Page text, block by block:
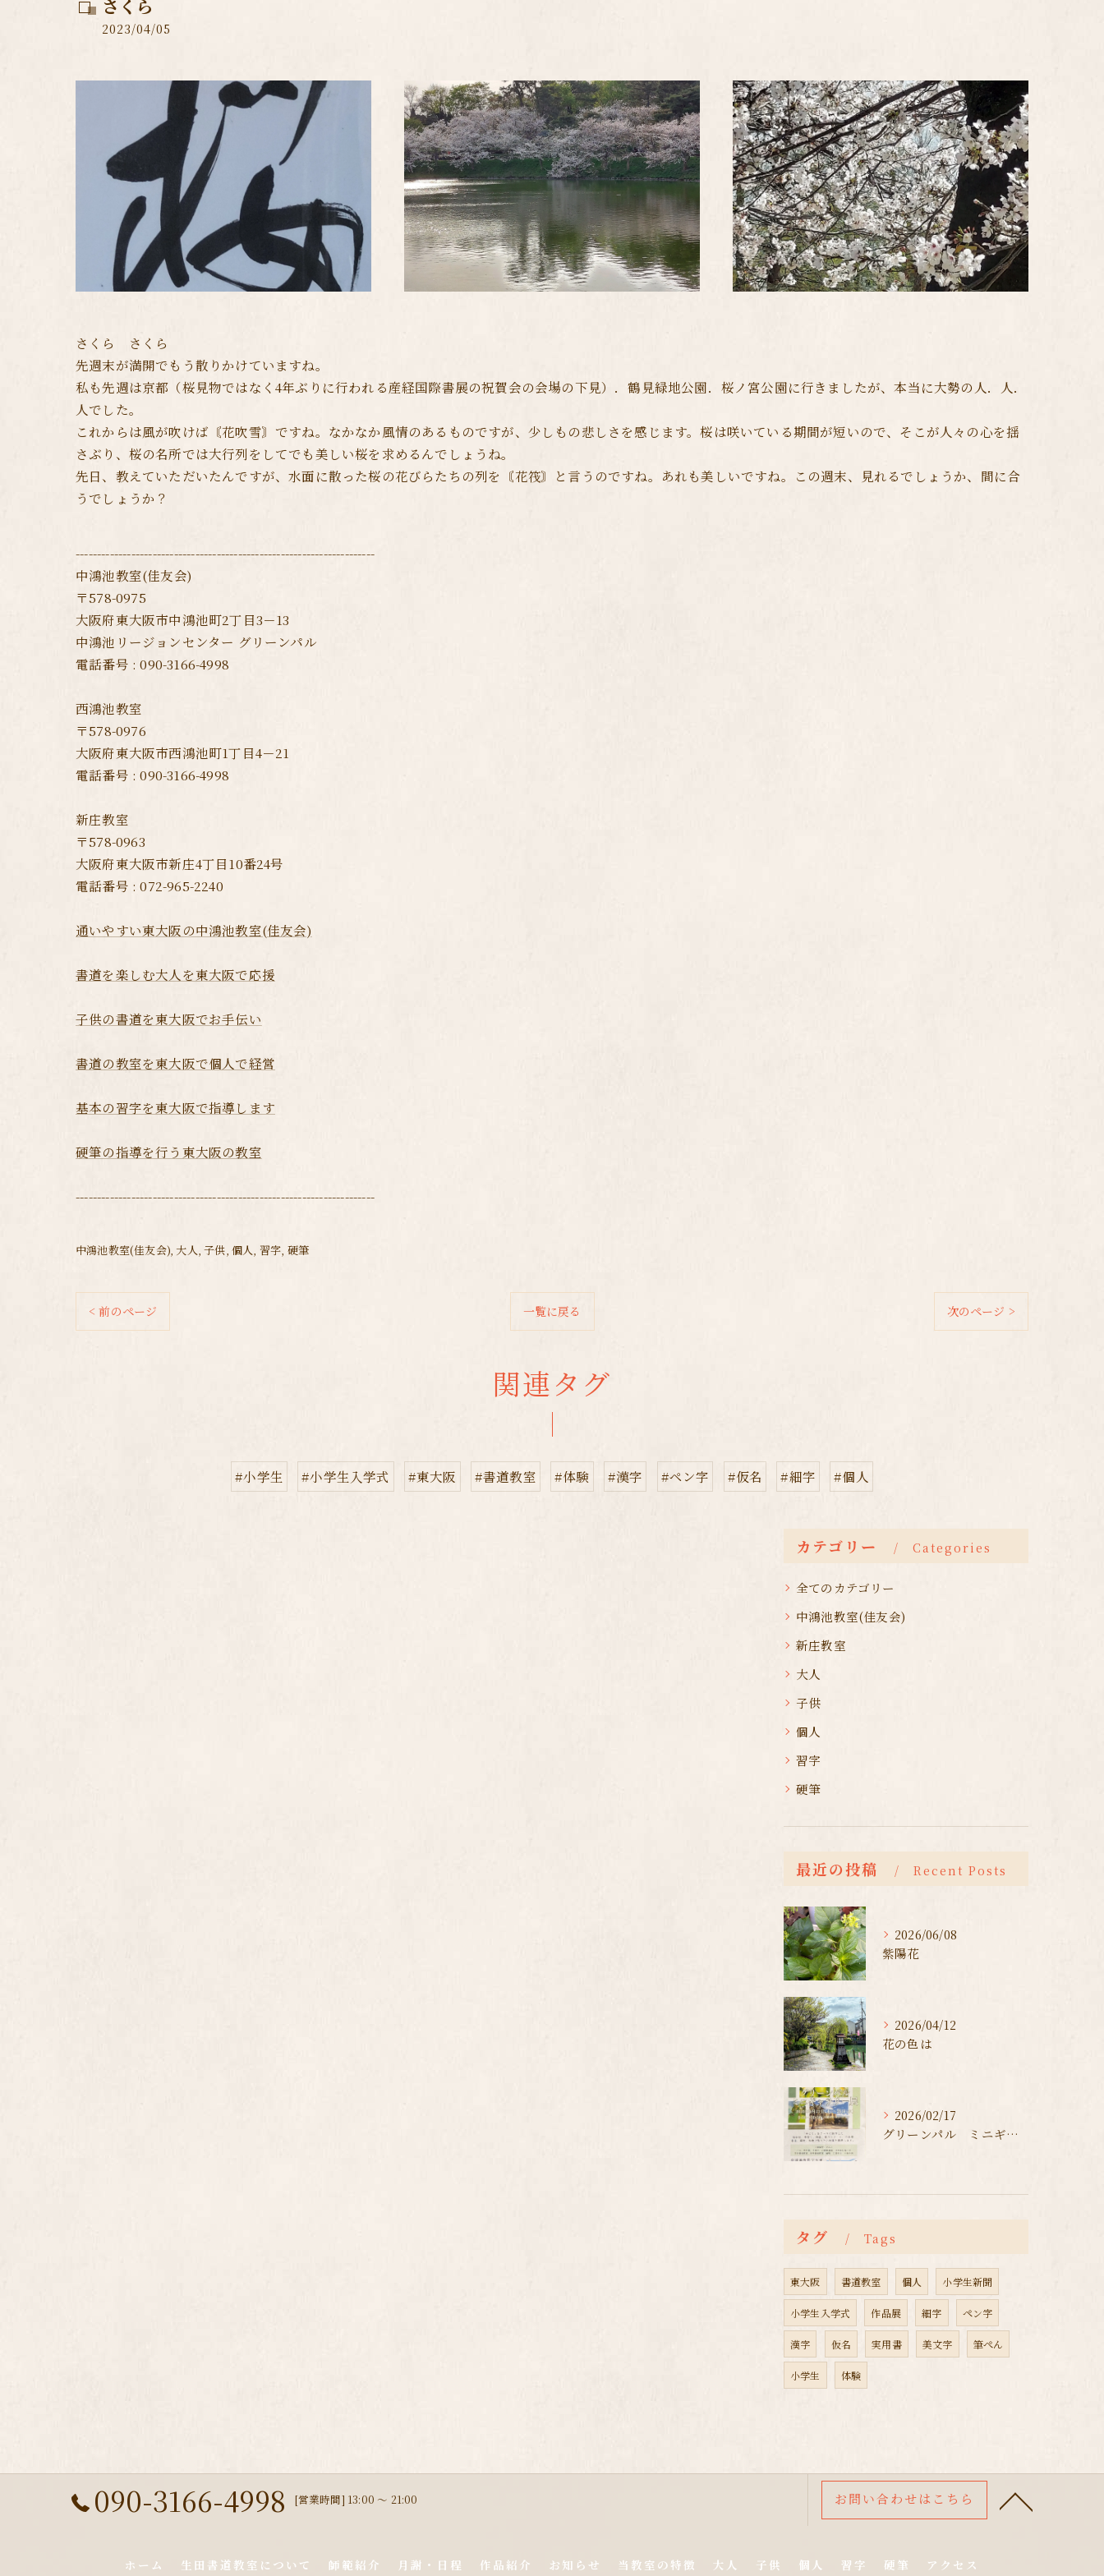
さくら
2023/04/05
さくら さくら
先週末が満開でもう散りかけていますね。
私も先週は京都（桜見物ではなく4年ぶりに行われる産経国際書展の祝賀会の会場の下見）．鶴見緑地公園．桜ノ宮公園に行きましたが、本当に大勢の人．人．
人でした。
これからは風が吹けば〘花吹雪〙ですね。なかなか風情のあるものですが、少しもの悲しさを感じます。桜は咲いている期間が短いので、そこが人々の心を揺
さぶり、桜の名所では大行列をしてでも美しい桜を求めるんでしょうね。
先日、教えていただいたんですが、水面に散った桜の花びらたちの列を〘花筏〙と言うのですね。あれも美しいですね。この週末、見れるでしょうか、間に合
うでしょうか？
----------------------------------------------------------------------
中鴻池教室(佳友会)
〒578-0975
大阪府東大阪市中鴻池町2丁目3－13
中鴻池リージョンセンター グリーンパル
電話番号 : 090-3166-4998
西鴻池教室
〒578-0976
大阪府東大阪市西鴻池町1丁目4－21
電話番号 : 090-3166-4998
新庄教室
〒578-0963
大阪府東大阪市新庄4丁目10番24号
電話番号 : 072-965-2240
通いやすい東大阪の中鴻池教室(佳友会)
書道を楽しむ大人を東大阪で応援
子供の書道を東大阪でお手伝い
書道の教室を東大阪で個人で経営
基本の習字を東大阪で指導します
硬筆の指導を行う東大阪の教室
----------------------------------------------------------------------
中鴻池教室(佳友会) 大人 子供 個人 習字 硬筆
< 前のページ 一覧に戻る 次のページ >
関連タグ
#小学生 #小学生入学式 #東大阪 #書道教室 #体験 #漢字 #ペン字 #仮名 #細字 #個人
カテゴリー Categories
全てのカテゴリー
中鴻池教室(佳友会)
新庄教室
大人
子供
個人
習字
硬筆
最近の投稿 Recent Posts
2026/06/08
紫陽花
2026/04/12
花の色は
2026/02/17
グリーンパル ミニギャラリー展
タグ Tags
東大阪 書道教室 個人 小学生新聞
小学生入学式 作品展 細字 ペン字
漢字 仮名 実用書 美文字 筆ぺん
小学生 体験
090-3166-4998 [営業時間] 13:00 〜 21:00 お問い合わせはこちら
ホーム 生田書道教室について 師範紹介 月謝・日程 作品紹介 お知らせ 当教室の特徴 大人 子供 個人 習字 硬筆 アクセス